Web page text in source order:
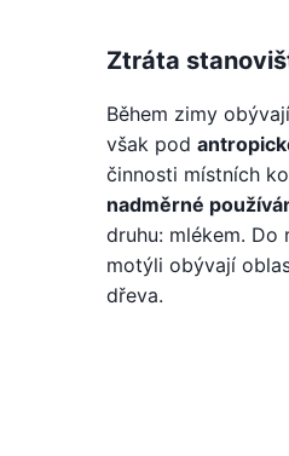
Ztráta
Během zimy
však pod
činnosti místních
nadměrné
druhu: mlékem.
motýli obývají
dřeva.